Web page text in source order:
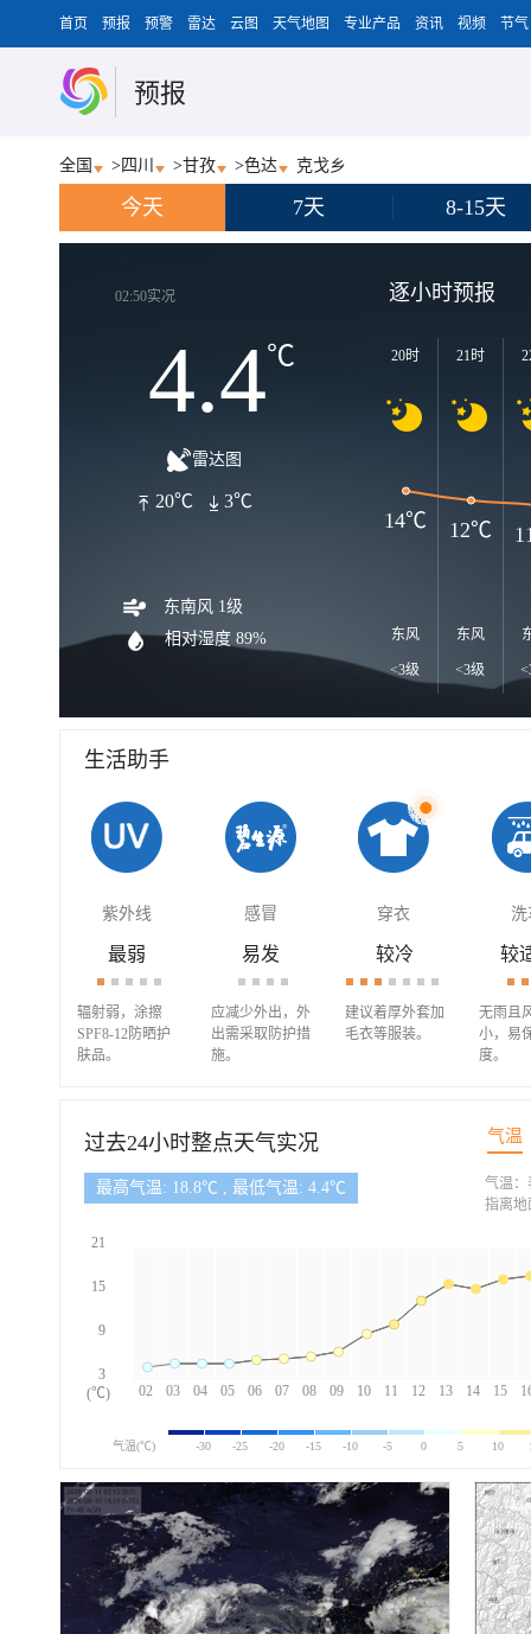
首页 预报 预警 雷达 云图 天气地图 专业产品 资讯 视频 节气
预报
全国 >四川 >甘孜 >色达 克戈乡
今天 7天 8-15天
02:50实况
4.4℃
雷达图
20℃ 3℃
东南风 1级
相对湿度 89%
逐小时预报
20时
东风
<3级
21时
东风
<3级
14℃ 12℃
生活助手
紫外线 感冒 穿衣 洗
最弱
辐射弱，涂擦
SPF8-12防晒护
肤品。
易发
应减少外出，外
出需采取防护措
施。
较冷
建议着厚外套加
毛衣等服装。
较
无雨且
小，易
度。
过去24小时整点天气实况 气温
最高气温: 18.8℃ , 最低气温: 4.4℃
02 03 04 05 06 07 08 09 10 11 12 13 14 15
21
15
9
3
(℃)
气温：
指离地
气温(℃) -30 -25 -20 -15 -10 -5 0 5 10